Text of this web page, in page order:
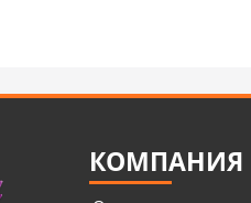
КОМПАНИЯ